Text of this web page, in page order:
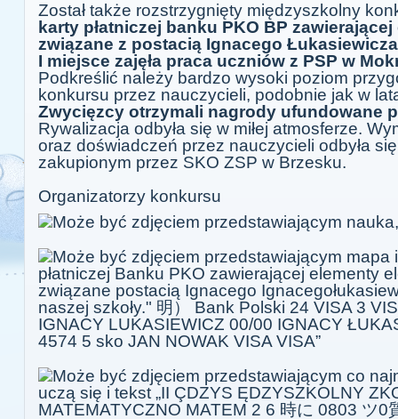
Został także rozstrzygnięty międzyszkolny
karty płatniczej banku PKO BP
związane z postacią Ignacego
I miejsce zajęła praca uczniów z PSP w
Podkreślić należy bardzo wysoki poziom
konkursu przez nauczycieli, podobnie jak w
Zwycięzcy otrzymali nagrody ufundowane
Rywalizacja odbyła się w miłej atmosferze.
oraz doświadczeń przez nauczycieli odbyła
zakupionym przez SKO ZSP w Brzesku.
Organizatorzy konkursu